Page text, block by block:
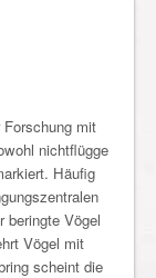
mit
nichtflügge
Häufig
beringte Vögel
Vögel mit
scheint die